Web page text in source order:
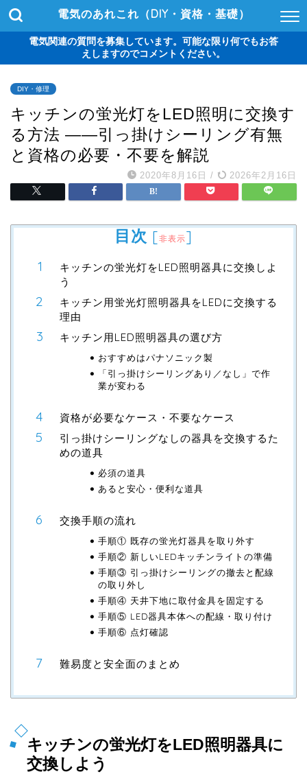
電気のあれこれ（DIY・資格・基礎）
電気関連の質問を募集しています。可能な限り何でもお答
えしますのでコメントください。
DIY・修理
キッチンの蛍光灯をLED照明に交換す
る方法 ――引っ掛けシーリング有無
と資格の必要・不要を解説
2020年8月16日 / 2026年2月16日
目次 [非表示]
キッチンの蛍光灯をLED照明器具に交換しよ
う
キッチン用蛍光灯照明器具をLEDに交換する
理由
キッチン用LED照明器具の選び方
おすすめはパナソニック製
「引っ掛けシーリングあり／なし」で作
業が変わる
資格が必要なケース・不要なケース
引っ掛けシーリングなしの器具を交換するた
めの道具
必須の道具
あると安心・便利な道具
交換手順の流れ
手順① 既存の蛍光灯器具を取り外す
手順② 新しいLEDキッチンライトの準備
手順③ 引っ掛けシーリングの撤去と配線
の取り外し
手順④ 天井下地に取付金具を固定する
手順⑤ LED器具本体への配線・取り付け
手順⑥ 点灯確認
難易度と安全面のまとめ
キッチンの蛍光灯をLED照明器具に
交換しよう